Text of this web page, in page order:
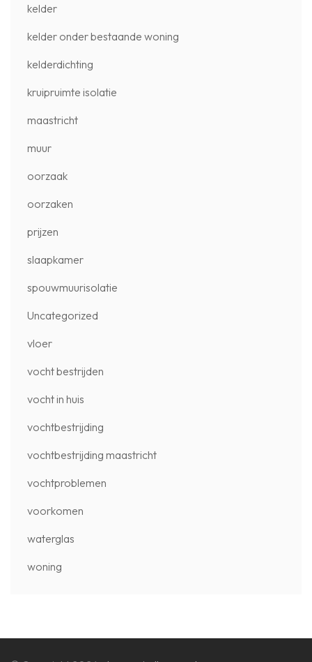
kelder
kelder onder bestaande woning
kelderdichting
kruipruimte isolatie
maastricht
muur
oorzaak
oorzaken
prijzen
slaapkamer
spouwmuurisolatie
Uncategorized
vloer
vocht bestrijden
vocht in huis
vochtbestrijding
vochtbestrijding maastricht
vochtproblemen
voorkomen
waterglas
woning